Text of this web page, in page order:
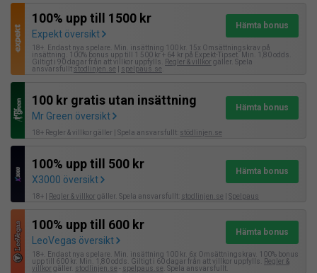
100% upp till 1500 kr
Expekt översikt
Hämta bonus
18+. Endast nya spelare. Min. insättning 100 kr. 15x Omsättningskrav på
insättning. 100% bonus upp till 1 500 kr + 64 kr på Expekt-Tipset. Min. 1,80 odds.
Giltigt i 90 dagar från att villkor uppfylls.
Regler & villkor gäller. Spela
ansvarsfullt: stodlinjen.se spelpaus.se
100 kr gratis utan insättning
Mr Green översikt
Hämta bonus
18+ Regler & villkor gäller | Spela ansvarsfullt: stödlinjen.se
100% upp till 500 kr
X3000 översikt
Hämta bonus
18+ | Regler & villkor gäller. Spela ansvarsfullt: stodlinjen.se Spelpaus
100% upp till 600 kr
LeoVegas översikt
Hämta bonus
18+. Endast nya spelare. Min. insättning 100 kr. 6x Omsättningskrav. 100% bonus
upp till 600 kr. Min. 1,80 odds. Giltigt i 60 dagar från att villkor uppfylls.
Regler &
villkor gäller. stodlinjen.se - spelpaus.se . Spela ansvarsfullt.